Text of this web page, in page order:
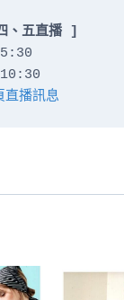
、五直播 ]
直播訊息